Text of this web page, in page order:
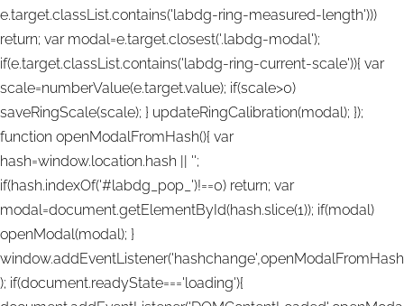
e.target.classList.contains('labdg-ring-measured-length')))
return; var modal=e.target.closest('.labdg-modal');
if(e.target.classList.contains('labdg-ring-current-scale')){ var
scale=numberValue(e.target.value); if(scale>0)
saveRingScale(scale); } updateRingCalibration(modal); });
function openModalFromHash(){ var
hash=window.location.hash || '';
if(hash.indexOf('#labdg_pop_')!==0) return; var
modal=document.getElementById(hash.slice(1)); if(modal)
openModal(modal); }
window.addEventListener('hashchange',openModalFromHash
); if(document.readyState==='loading'){